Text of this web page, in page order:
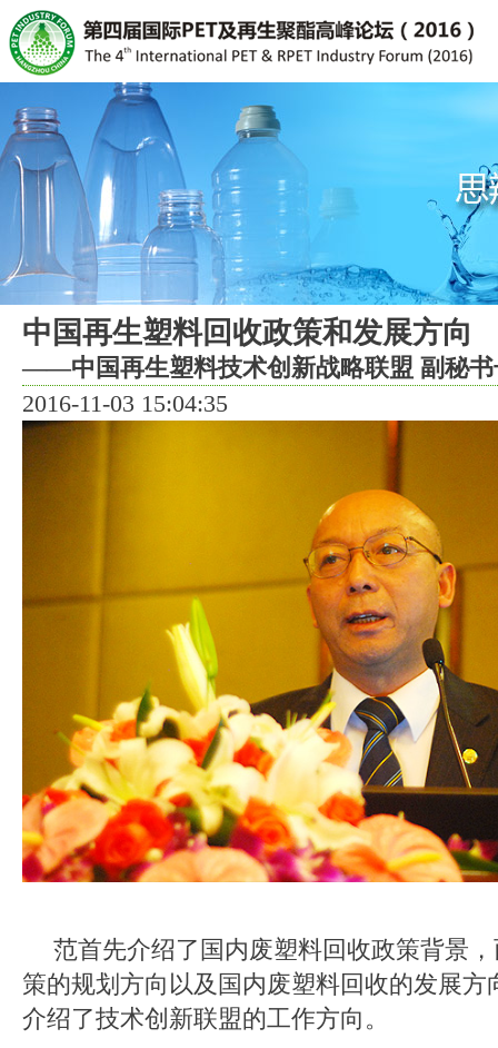
中国再生塑料回收政策和发展方向
——中国再生塑料技术创新战略联盟 副秘书
2016-11-03 15:04:35
范首先介绍了国内废塑料回收政策背景
策的规划方向以及国内废塑料回收的发展方
介绍了技术创新联盟的工作方向。